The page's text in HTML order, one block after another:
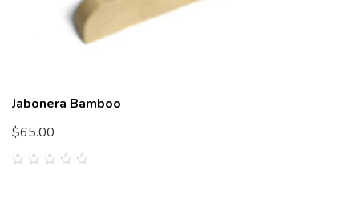
Jabonera Bamboo
$65.00